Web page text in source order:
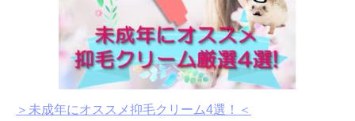
＞未成年にオススメ抑毛クリーム4選！＜